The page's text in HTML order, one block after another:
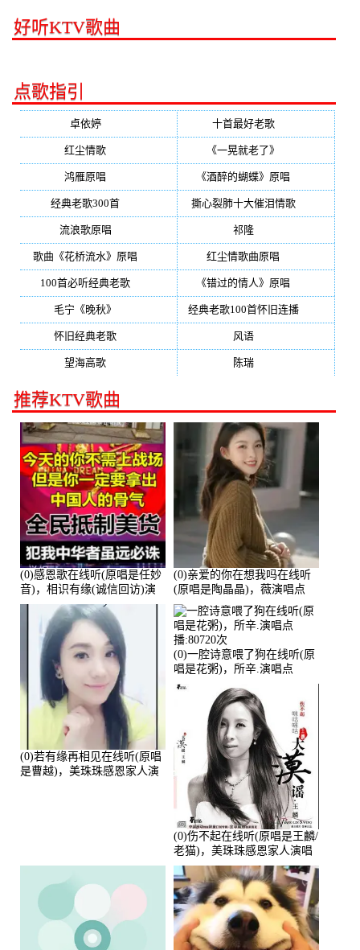
好听KTV歌曲
点歌指引
卓依婷(350) 十首最好老歌(300)
红尘情歌 《一晃就老了》
鸿雁原唱 《酒醉的蝴蝶》原唱
经典老歌300首 撕心裂肺十大催泪情歌(195)
流浪歌原唱 祁隆(188)
歌曲《花桥流水》原唱 红尘情歌曲原唱
100首必听经典老歌 《错过的情人》原唱
毛宁《晚秋》 经典老歌100首怀旧连播(134)
怀旧经典老歌 风语(132)
望海高歌 陈瑞(128)
推荐KTV歌曲
(0)感恩歌在线听(原唱是任妙
音)，相识有缘(诚信回访)演
唱点播:161288次
(0)亲爱的你在想我吗在线听
(原唱是陶晶晶)，薇演唱点
播:159722次
(0)若有缘再相见在线听(原唱
是曹越)，美珠珠感恩家人演
(0)一腔诗意喂了狗在线听(原
唱是花粥)，所辛.演唱点
播:80720次
(0)伤不起在线听(原唱是王麟/
老猫)，美珠珠感恩家人演唱
点播:80218次